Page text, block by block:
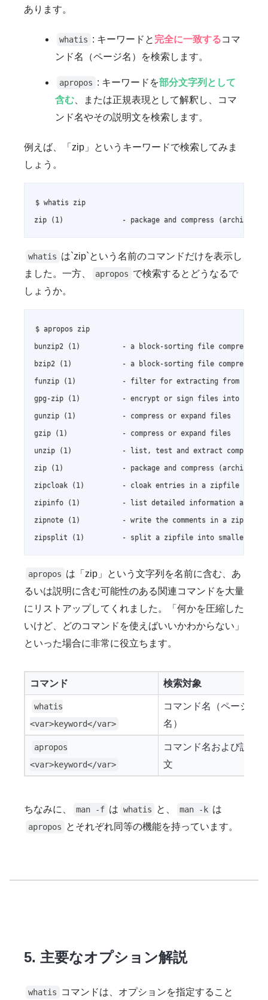
あります。
whatis : キーワードと 完全に一致するコマ
ンド名（ページ名）を検索します。
apropos : キーワードを部分文字列として
含む 、または正規表現として解釈し、コマ
ンド名やその説明文を検索します。
例えば、「zip」というキーワードで検索してみま
しょう。
$ whatis zip
zip (1)              - package and compress (archive)
whatis は`zip`という名前のコマンドだけを表示し
ました。一方、
apropos で検索するとどうなるで
しょうか。
$ apropos zip
bunzip2 (1)          - a block-sorting file compressor,
bzip2 (1)            - a block-sorting file compressor,
funzip (1)           - filter for extracting from a ZIP
gpg-zip (1)          - encrypt or sign files into a
gunzip (1)           - compress or expand files
gzip (1)             - compress or expand files
unzip (1)            - list, test and extract
zip (1)              - package and compress (archive)
zipcloak (1)         - cloak entries in a zipfile
zipinfo (1)          - list detailed information about a
zipnote (1)          - write the comments in a zipfile to
zipsplit (1)         - split a zipfile into smaller
apropos は「zip」という文字列を名前に含む、あ
るいは説明に含む可能性のある関連コマンドを大量
にリストアップしてくれました。「何かを圧縮した
いけど、どのコマンドを使えばいいかわからない」
といった場合に非常に役立ちます。
コマンド 検索対象
whatis
<var>keyword</var>
コマンド名（ページ
名）
apropos
<var>keyword</var>
コマンド名および説明
文
ちなみに、 man -f は whatis と、 man -k は
apropos とそれぞれ同等の機能を持っています。
5. 主要なオプション解説
whatis コマンドは、オプションを指定すること